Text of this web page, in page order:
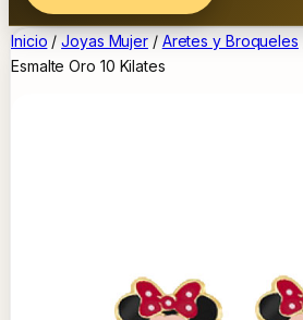
Inicio /Joyas Mujer / Aretes y Broqueles
Esmalte Oro 10 Kilates